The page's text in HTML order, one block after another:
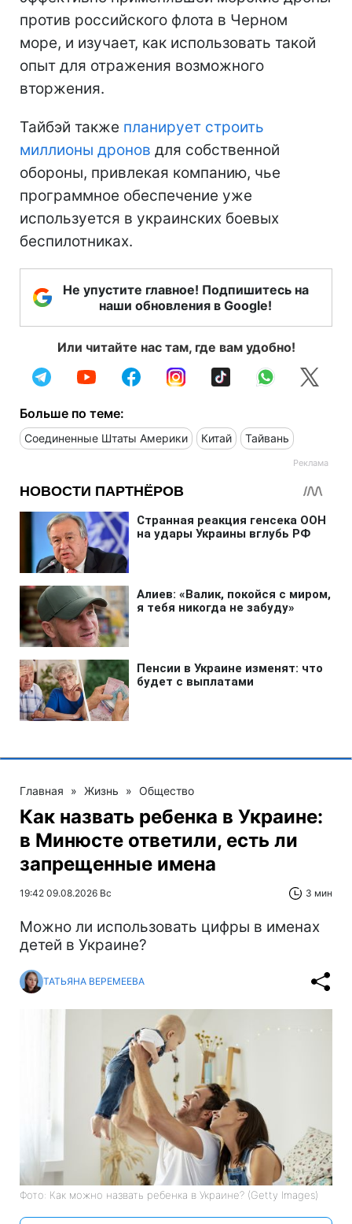
против российского флота в Черном
море, и изучает, как использовать такой
опыт для отражения возможного
вторжения.
Тайбэй также планирует строить
миллионы дронов для собственной
обороны, привлекая компанию, чье
программное обеспечение уже
используется в украинских боевых
беспилотниках.
Не упустите главное! Подпишитесь на
наши обновления в Google!
Или читайте нас там, где вам удобно!
Больше по теме:
Соединенные Штаты Америки Китай Тайвань
Главная » Жизнь » Общество
Как назвать ребенка в Украине:
в Минюсте ответили, есть ли
запрещенные имена
19:42 09.08.2026 Вс 3 мин
Можно ли использовать цифры в именах
детей в Украине?
ТАТЬЯНА ВЕРЕМЕЕВА
Фото: Как можно назвать ребенка в Украине? (Getty Images)